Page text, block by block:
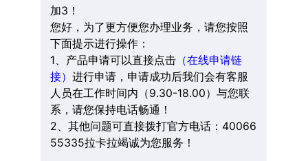
加3！
您好，为了更方便您办理业务，请您按照
下面提示进行操作：
1、产品申请可以直接点击（在线申请链
接） 进行申请，申请成功后我们会有客服
人员在工作时间内（9.30-18.00）与您联
系，请您保持电话畅通！
2、其他问题可直接拨打官方电话：40066
55335拉卡拉竭诚为您服务！